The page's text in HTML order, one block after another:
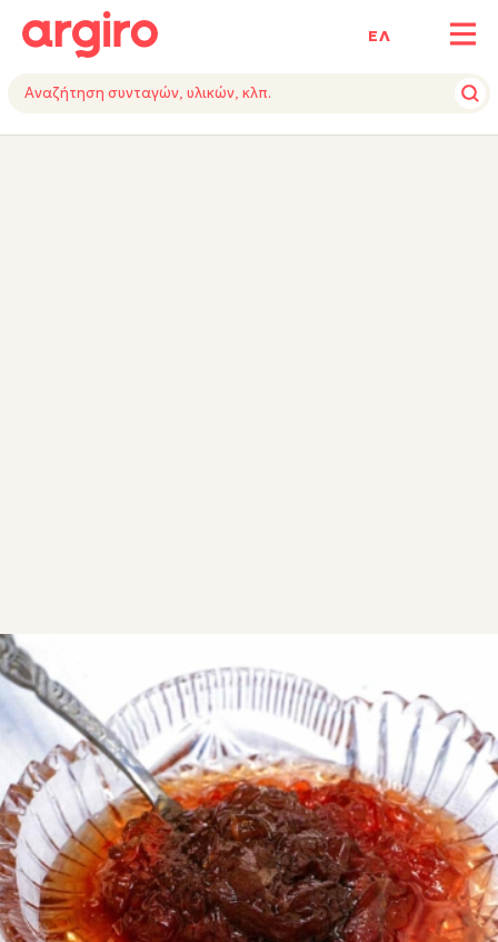
ΕΛ
ΥΛΙΚΑΕΚΤΕΛΕΣΗΕΞΟΠΛΙΣΜΟΣ
ΣΥΝΤΑΓΕΣ ΓΛΥΚΑ ΚΟΥΤΑΛΙΟΥ & ΜΑΡΜΕΛΑΔΕΣ
Τριαντάφυλλο γλυκό του
κουταλιού
Για το γλυκό τριαντάφυλλο, χρησιμοποιούμε
ροδοπέταλα από μαγιάτικα εκατόφυλλα (μεγάλα
τριαντάφυλλα, με περισσότερα πέταλα από τα
συνηθισμένα), τα οποία είναι πολύ αρωματικά.
VG